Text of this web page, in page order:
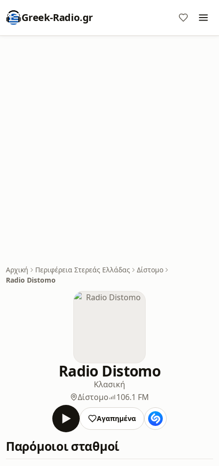
Greek-Radio.gr
Αρχική Περιφέρεια Στερεάς Ελλάδας
Δίστομο
Radio Distomo
Radio Distomo
Κλασική
Δίστομο
106.1 FM
Αγαπημένα
Παρόμοιοι σταθμοί